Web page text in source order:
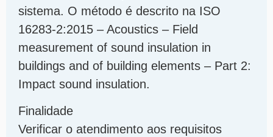
sistema. O método é descrito na ISO
16283-2:2015 – Acoustics – Field
measurement of sound insulation in
buildings and of building elements – Part 2:
Impact sound insulation.
Finalidade
Verificar o atendimento aos requisitos